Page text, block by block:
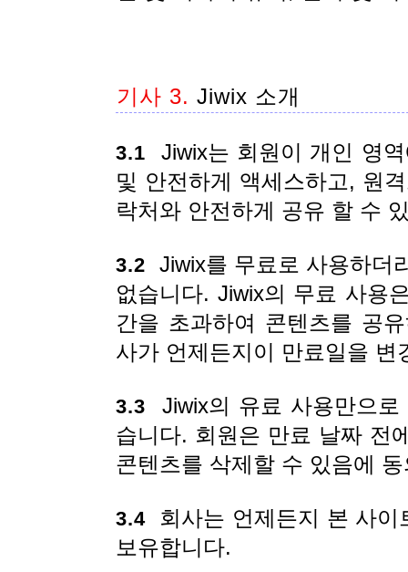
기사 3. Jiwix 소개
3.1 Jiwix는 회원이 개인 영
및 안전하게 액세스하고, 원
락처와 안전하게 공유 할 수
3.2 Jiwix를 무료로 사용하더
없습니다. Jiwix의 무료 사용
간을 초과하여 콘텐츠를 공
사가 언제든지이 만료일을
3.3 Jiwix의 유료 사용만으
습니다. 회원은 만료 날짜 전
콘텐츠를 삭제할 수 있음에
3.4 회사는 언제든지 본 사이
보유합니다.